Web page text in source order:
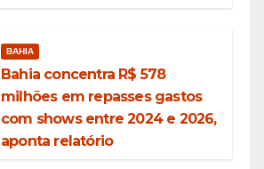
BAHIA
Bahia concentra R$ 578
milhões em repasses gastos
com shows entre 2024 e 2026,
aponta relatório